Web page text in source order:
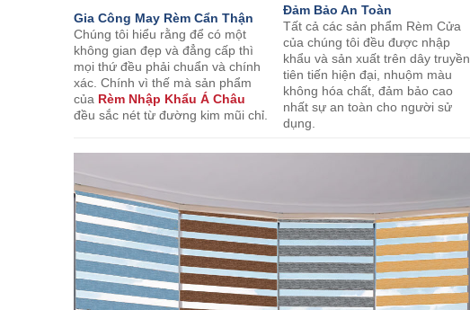
Gia Công May Rèm Cẩn Thận
Chúng tôi hiểu rằng để có một
không gian đẹp và đẳng cấp thì
mọi thứ đều phải chuẩn và chính
xác. Chính vì thế mà sản phẩm
của Rèm Nhập Khẩu Á Châu
đều sắc nét từ đường kim mũi chỉ.
Đảm Bảo An Toàn
Tất cả các sản phẩm Rèm Cửa
của chúng tôi đều được nhập
khẩu và sản xuất trên dây truyền
tiên tiến hiện đại, nhuộm màu
không hóa chất, đảm bảo cao
nhất sự an toàn cho người sử
dụng.